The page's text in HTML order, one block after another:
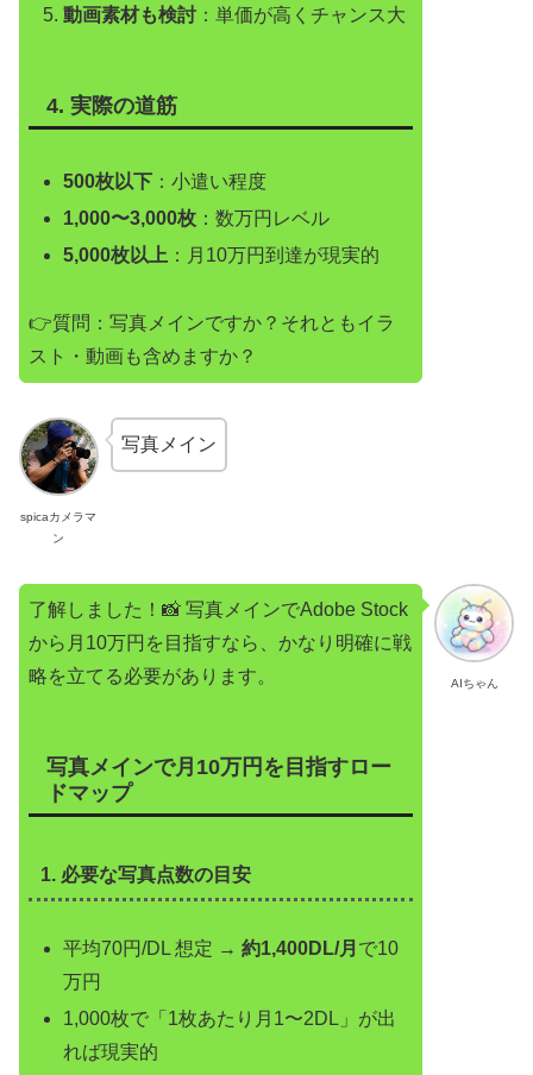
動画素材も検討 ：単価が高くチャンス大
4. 実際の道筋
500枚以下 ：小遣い程度
1,000〜3,000枚 ：数万円レベル
5,000枚以上 ：月10万円到達が現実的
👉質問：写真メインですか？それともイラ
スト・動画も含めますか？
spicaカメラマ
ン
写真メイン
AIちゃん
了解しました！📸 写真メインでAdobe Stock
から月10万円を目指すなら、かなり明確に戦
略を立てる必要があります。
写真メインで月10万円を目指すロー
ドマップ
1. 必要な写真点数の目安
平均70円/DL 想定 →約1,400DL/月 で10
万円
1,000枚で「1枚あたり月1〜2DL」が出
れば現実的